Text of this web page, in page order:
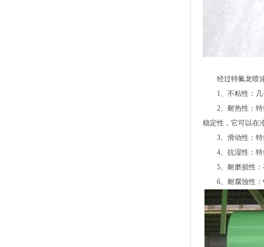
经过特氟龙喷涂
1、不粘性：几
2、耐热性：特
稳定性，它可以在
3、滑动性：特氟
4、抗湿性：特
5、耐磨损性：
6、耐腐蚀性：